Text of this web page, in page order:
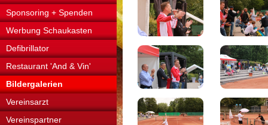
Sponsoring + Spenden
Werbung Schaukasten
Defibrillator
Restaurant 'And & Vin'
Bildergalerien
Vereinsarzt
Vereinspartner